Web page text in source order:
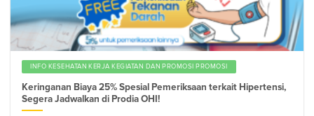
INFO KESEHATAN KERJA KEGIATAN DAN PROMOSI PROMOSI
Keringanan Biaya 25% Spesial Pemeriksaan terkait Hipertensi,
Segera Jadwalkan di Prodia OHI!